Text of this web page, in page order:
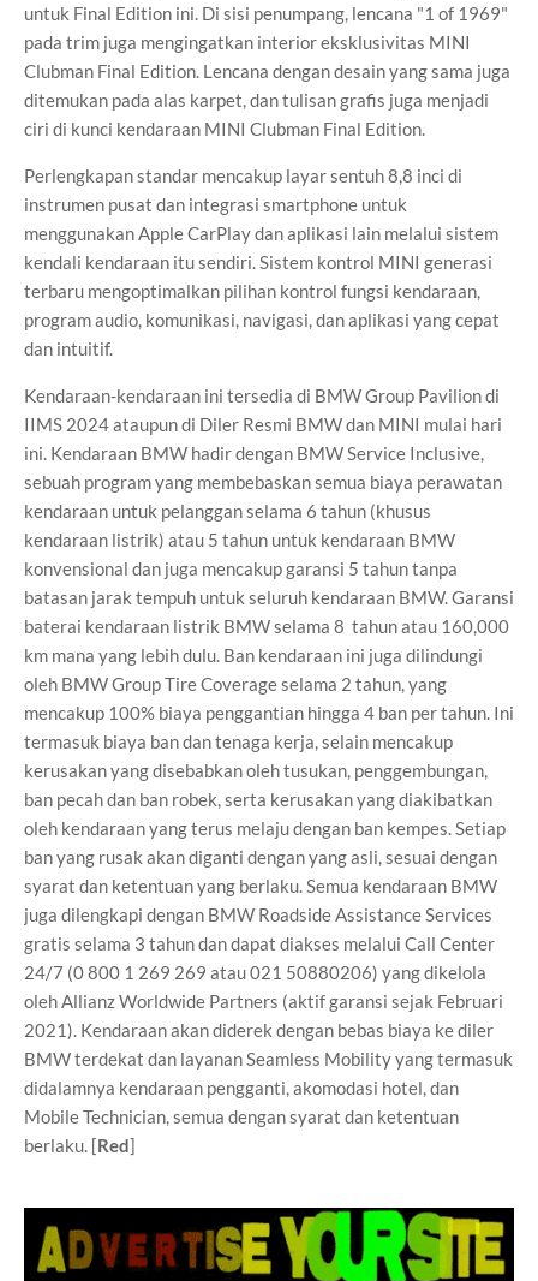
untuk Final Edition ini. Di sisi penumpang, lencana "1 of 1969"
pada trim juga mengingatkan interior eksklusivitas MINI
Clubman Final Edition. Lencana dengan desain yang sama juga
ditemukan pada alas karpet, dan tulisan grafis juga menjadi
ciri di kunci kendaraan MINI Clubman Final Edition.
Perlengkapan standar mencakup layar sentuh 8,8 inci di
instrumen pusat dan integrasi smartphone untuk
menggunakan Apple CarPlay dan aplikasi lain melalui sistem
kendali kendaraan itu sendiri. Sistem kontrol MINI generasi
terbaru mengoptimalkan pilihan kontrol fungsi kendaraan,
program audio, komunikasi, navigasi, dan aplikasi yang cepat
dan intuitif.
Kendaraan-kendaraan ini tersedia di BMW Group Pavilion di
IIMS 2024 ataupun di Diler Resmi BMW dan MINI mulai hari
ini. Kendaraan BMW hadir dengan BMW Service Inclusive,
sebuah program yang membebaskan semua biaya perawatan
kendaraan untuk pelanggan selama 6 tahun (khusus
kendaraan listrik) atau 5 tahun untuk kendaraan BMW
konvensional dan juga mencakup garansi 5 tahun tanpa
batasan jarak tempuh untuk seluruh kendaraan BMW. Garansi
baterai kendaraan listrik BMW selama 8 tahun atau 160,000
km mana yang lebih dulu. Ban kendaraan ini juga dilindungi
oleh BMW Group Tire Coverage selama 2 tahun, yang
mencakup 100% biaya penggantian hingga 4 ban per tahun. Ini
termasuk biaya ban dan tenaga kerja, selain mencakup
kerusakan yang disebabkan oleh tusukan, penggembungan,
ban pecah dan ban robek, serta kerusakan yang diakibatkan
oleh kendaraan yang terus melaju dengan ban kempes. Setiap
ban yang rusak akan diganti dengan yang asli, sesuai dengan
syarat dan ketentuan yang berlaku. Semua kendaraan BMW
juga dilengkapi dengan BMW Roadside Assistance Services
gratis selama 3 tahun dan dapat diakses melalui Call Center
24/7 (0 800 1 269 269 atau 021 50880206) yang dikelola
oleh Allianz Worldwide Partners (aktif garansi sejak Februari
2021). Kendaraan akan diderek dengan bebas biaya ke diler
BMW terdekat dan layanan Seamless Mobility yang termasuk
didalamnya kendaraan pengganti, akomodasi hotel, dan
Mobile Technician, semua dengan syarat dan ketentuan
berlaku. [Red]